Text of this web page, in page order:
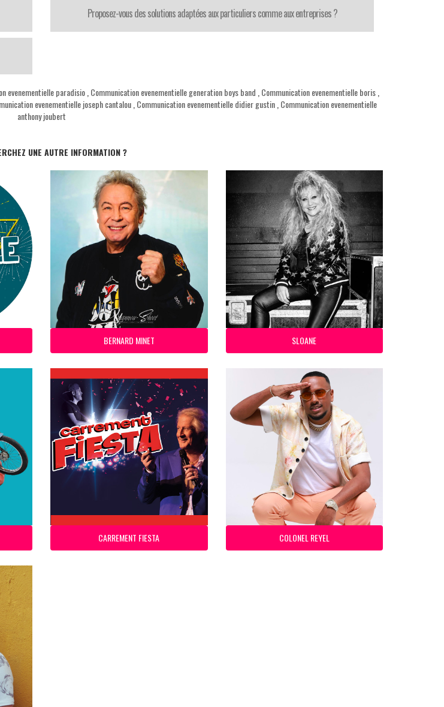
Proposez-vous des solutions adaptées aux particuliers comme aux entreprises ?
evenementielle paradisio Communication evenementielle generation boys band Communication evenementielle boris
evenementielle joseph cantalou, Communication evenementielle didier gustin, Communication evenementielle
anthony joubert
UNE AUTRE INFORMATION ?
BERNARD MINET SLOANE
CARREMENT FIESTA COLONEL REYEL